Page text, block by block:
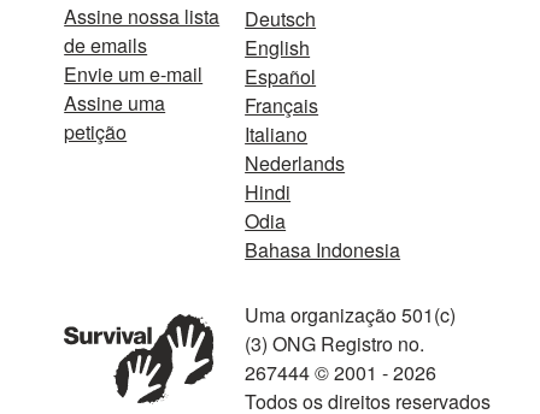
Assine nossa lista
de emails
Envie um e-mail
Assine uma
petição
Deutsch
English
Español
Français
Italiano
Nederlands
Hindi
Odia
Bahasa Indonesia
Uma organização 501(c)
(3) ONG Registro no.
267444 © 2001 - 2026
Todos os direitos reservados